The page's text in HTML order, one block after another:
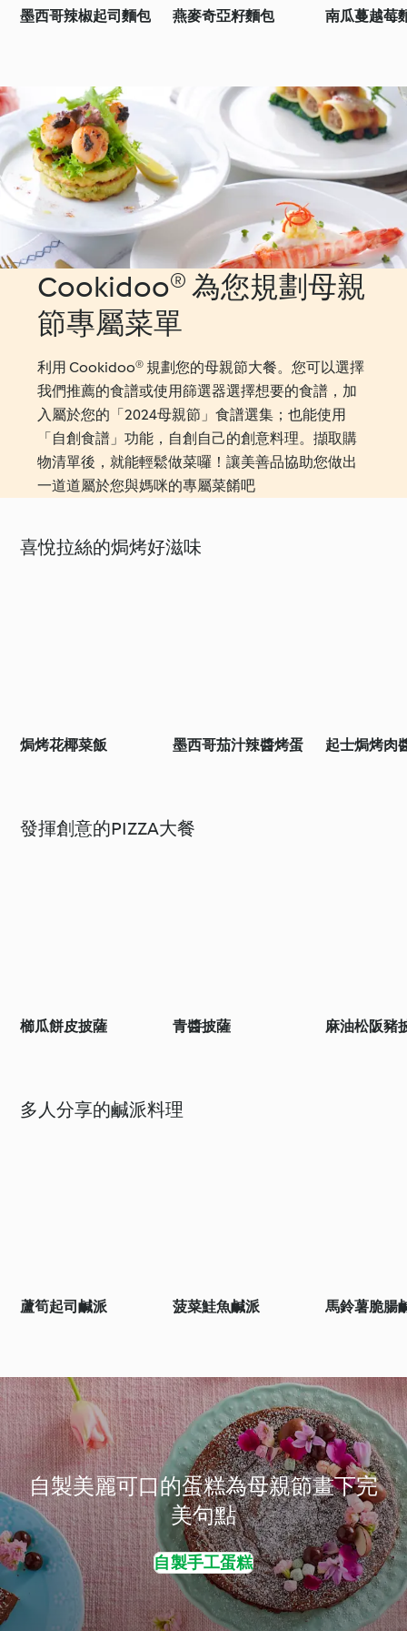
墨西哥辣椒起司麵包 燕麥奇亞籽麵包 南瓜蔓越莓
Cookidoo® 為您規劃母親
節專屬菜單
利用 Cookidoo® 規劃您的母親節大餐。您可以選擇
我們推薦的食譜或使用篩選器選擇想要的食譜，加
入屬於您的「2024母親節」食譜選集；也能使用
「自創食譜」功能，自創自己的創意料理。擷取購
物清單後，就能輕鬆做菜囉！讓美善品協助您做出
一道道屬於您與媽咪的專屬菜餚吧
喜悅拉絲的焗烤好滋味
焗烤花椰菜飯 墨西哥茄汁辣醬烤蛋 起士焗烤肉
發揮創意的PIZZA大餐
櫛瓜餅皮披薩 青醬披薩 麻油松阪豬
多人分享的鹹派料理
蘆筍起司鹹派 菠菜鮭魚鹹派 馬鈴薯脆腸
自製美麗可口的蛋糕為母親節畫下完
美句點
自製手工蛋糕